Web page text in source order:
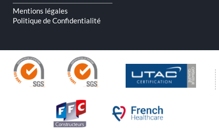
Mentions légales
Politique de Confidentialité